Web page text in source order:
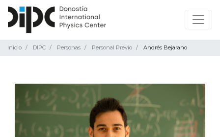
Inicio DIPC Personas Personal Previo Andrés Bejarano